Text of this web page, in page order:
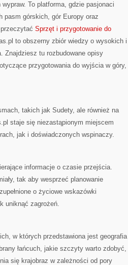
To platforma, gdzie pasjonaci
pasm górskich, gór Europy oraz
Sprzęt i przygotowanie do
to obszerny zbiór wiedzy o wysokich i
Znajdziesz tu rozbudowane opisy
przygotowania do wyjścia w góry,
takich jak Sudety, ale również na
staje się niezastąpionym miejscem
jak i doświadczonych wspinaczy.
informacje o czasie przejścia.
tak aby wesprzeć planowanie
o życiowe wskazówki
uniknąć zagrożeń.
w których przedstawiona jest geografia
łańcuch, jakie szczyty warto zdobyć,
się krajobraz w zależności od pory